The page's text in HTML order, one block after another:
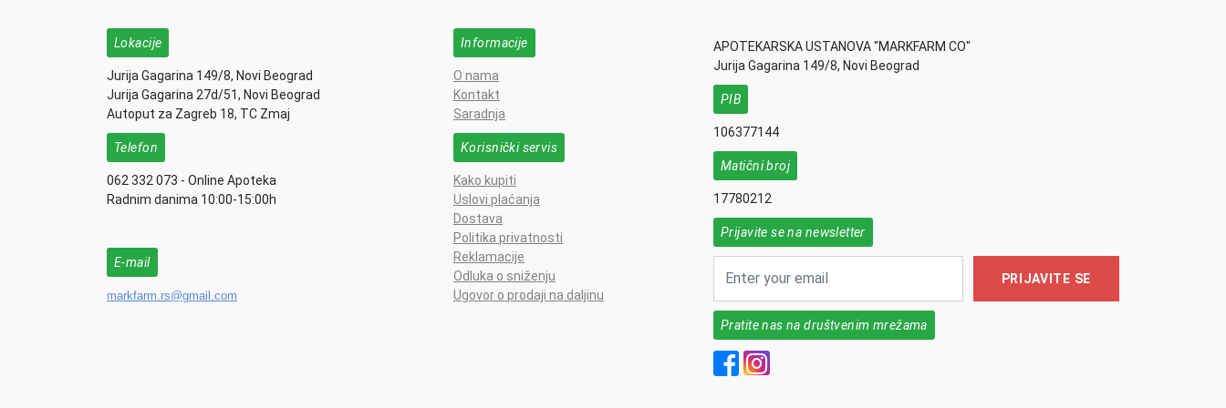
Lokacije
Jurija Gagarina 149/8, Novi Beograd
Jurija Gagarina 27d/51, Novi Beograd
Autoput za Zagreb 18, TC Zmaj
Telefon
062 332 073 - Online Apoteka
Radnim danima 10:00-15:00h
E-mail
markfarm.rs@gmail.com
Informacije
O nama
Kontakt
Saradnja
Korisnički servis
Kako kupiti
Uslovi plaćanja
Dostava
Politika privatnosti
Reklamacije
Odluka o sniženju
Ugovor o prodaji na daljinu
APOTEKARSKA USTANOVA "MARKFARM CO"
Jurija Gagarina 149/8, Novi Beograd
PIB
106377144
Matični broj
17780212
Prijavite se na newsletter
PRIJAVITE SE
Pratite nas na društvenim mrežama